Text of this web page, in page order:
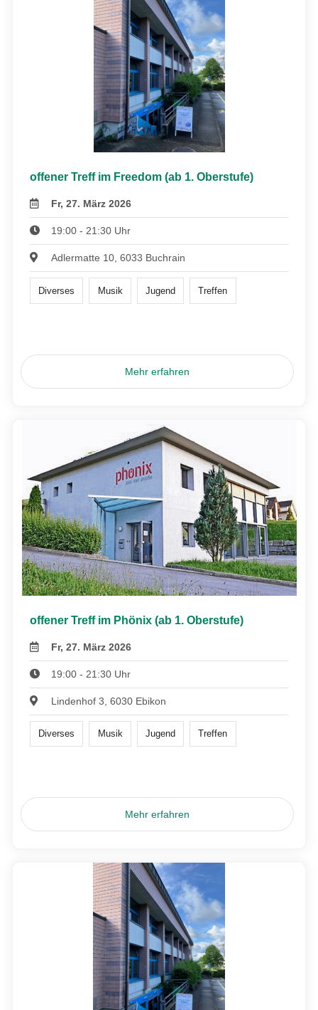
offener Treff im Freedom (ab 1. Oberstufe)
Fr, 27. März 2026
19:00 - 21:30 Uhr
Adlermatte 10, 6033 Buchrain
Diverses Musik Jugend Treffen
Mehr erfahren
offener Treff im Phönix (ab 1. Oberstufe)
Fr, 27. März 2026
19:00 - 21:30 Uhr
Lindenhof 3, 6030 Ebikon
Diverses Musik Jugend Treffen
Mehr erfahren